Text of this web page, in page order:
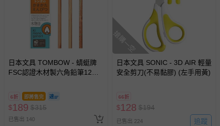
日本文具 TOMBOW - 蜻蜓牌
FSC認證木材製六角鉛筆12支
6折 即將售完
$189 $315
已售出 140
搶購一空
日本文具 SONIC - 3D AIR 輕量
安全剪刀(不易黏膠) (左手用黃)
66折
$128 $194
已售出 224 追蹤